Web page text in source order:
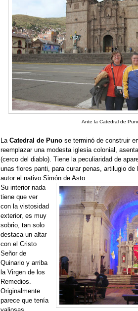
Ante la Catedral de
La Catedral de Punose terminó de construir
reemplazar una modesta iglesia colonial,
(cerco del diablo). Tiene la peculiaridad de
unas flores panti, para curar penas, artilugio de
autor el nativo Simón de Asto.
Su interior nada
tiene que ver
con la vistosidad
exterior, es muy
sobrio, tan solo
destaca un altar
con el Cristo
Señor de
Quinario y arriba
la Virgen de los
Remedios.
Originalmente
parece que tenía